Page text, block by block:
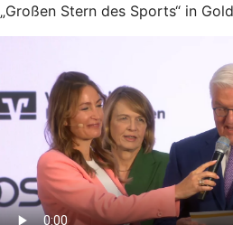
„Großen Stern des Sports“ in